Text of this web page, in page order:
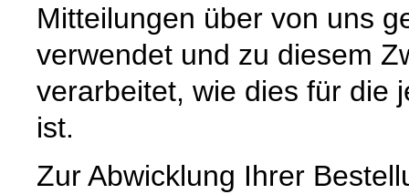
Mitteilungen über von uns
verwendet und zu diesem
verarbeitet, wie dies für die
ist.
Zur Abwicklung Ihrer